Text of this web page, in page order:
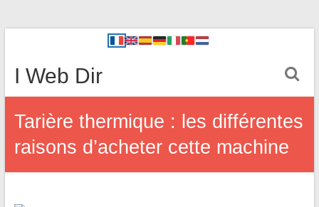
I Web Dir
Tarière thermique : les différentes
raisons d’acheter cette machine